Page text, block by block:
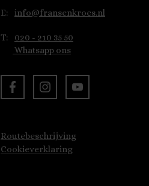
E: info@fransenkroes.nl
T:
020 - 210 35 50
Whatsapp ons
Routebeschrijving
Cookieverklaring